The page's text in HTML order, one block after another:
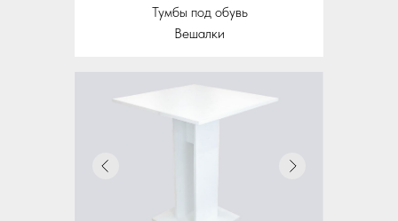
Тумбы под обувь
Вешалки